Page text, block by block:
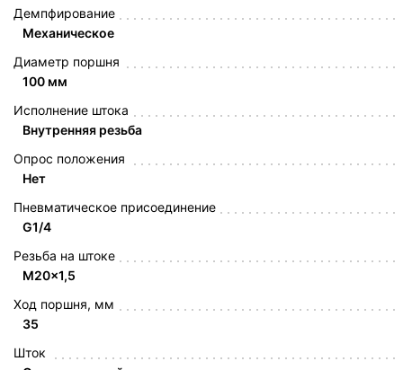
Демпфирование
Механическое
Диаметр поршня
100 мм
Исполнение штока
Внутренняя резьба
Опрос положения
Нет
Пневматическое присоединение
G1/4
Резьба на штоке
M20x1,5
Ход поршня, мм
35
Шток